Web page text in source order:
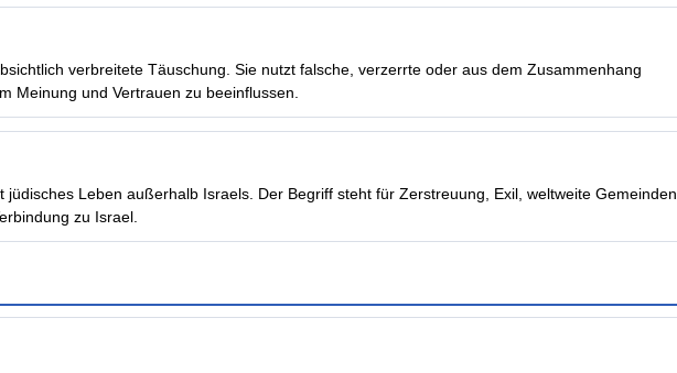
verbreitete Täuschung. Sie nutzt falsche, verzerrte oder aus dem Zusammenhang
Meinung und Vertrauen zu beeinflussen.
jüdisches Leben außerhalb Israels. Der Begriff steht für Zerstreuung, Exil, weltweite Gemeinden
zu Israel.